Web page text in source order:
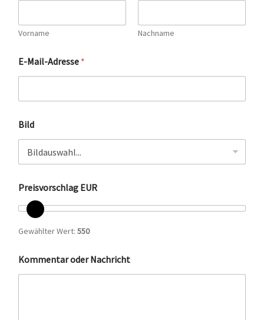
Vorname Nachname
a
c
r
c
h
t
d
r
o
m
n
t
a
E-Mail-Adresse *
Bild
Preisvorschlag EUR
Gewählter Wert: 550
Kommentar oder Nachricht